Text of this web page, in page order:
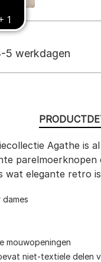
5 werkdagen
Agathe is
wat elegante retro
mouwopeningen
niet-textiele delen